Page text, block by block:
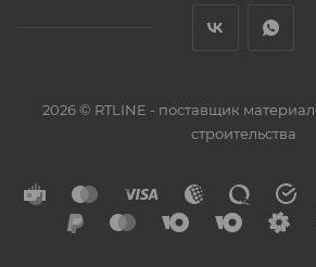
2026 © RTLINE - поставщик
строительства